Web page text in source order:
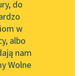
Wolnych Lektur
do
w
albo
nam
Wolne
robiła